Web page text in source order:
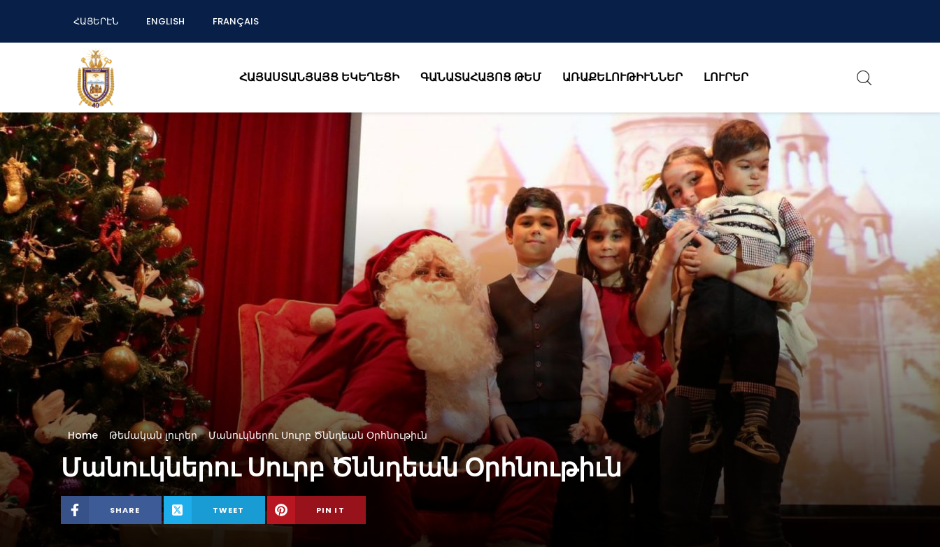
ՀԱՅԵՐԷՆ ENGLISH FRANÇAIS
ՀԱՅԱՍՏԱՆՅԱՅՑ ԵԿԵՂԵՑԻ ԳԱՆԱՏԱՀԱՅՈՑ ԹԵՄ ԱՌԱՔԵԼՈՒԹԻՒՆՆԵՐ ԼՈՒՐԵՐ
Home Թեմական լուրեր Մանուկներու Սուրբ Ծննդեան Օրհնութիւն
Մանուկներու Սուրբ Ծննդեան Օրհնութիւն
SHARE TWEET PIN IT